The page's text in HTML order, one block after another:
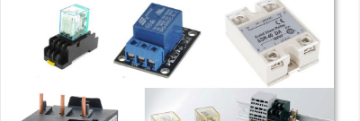
đảm bảo h